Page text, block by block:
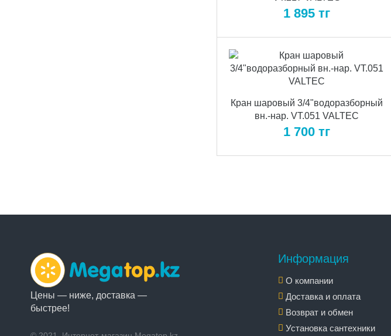
1 895 тг
Кран шаровый 3/4"водоразборный
вн.-нар. VT.051 VALTEC
1 700 тг
Цены — ниже, доставка —
быстрее!
Информация
О компании
Доставка и оплата
Возврат и обмен
Установка сантехники